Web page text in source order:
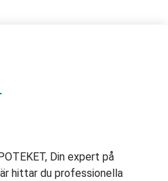
Din expert på
hittar du professionella